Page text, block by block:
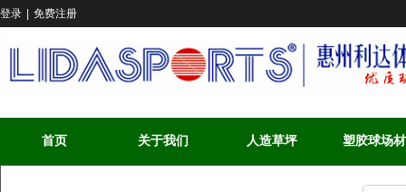
登录 免费注册
首页 关于我们 人造草坪 塑胶球场